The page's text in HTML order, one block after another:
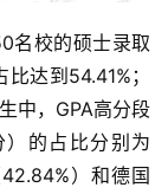
名校的硕士录取
达到54.41%；
中，GPA高分段
的占比分别为
）和德国